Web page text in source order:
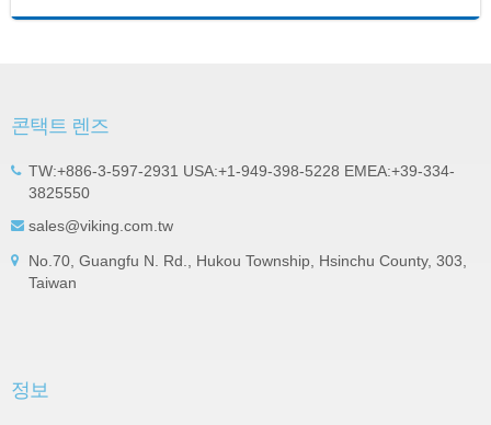
콘택트 렌즈
TW:+886-3-597-2931 USA:+1-949-398-5228 EMEA:+39-334-
3825550
sales@viking.com.tw
No.70, Guangfu N. Rd., Hukou Township, Hsinchu County, 303,
Taiwan
정보